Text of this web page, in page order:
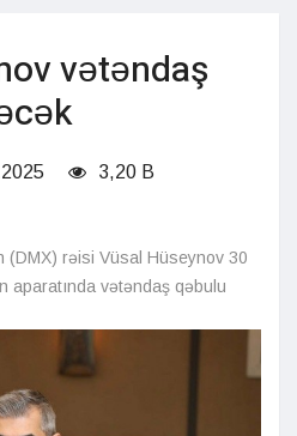
vətəndaş
3,20 B
(DMX) rəisi Vüsal Hüseynov 30
aparatında vətəndaş qəbulu